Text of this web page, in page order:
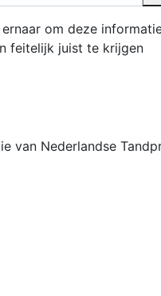
om deze
feitelijk juist te krijgen
van Nederlandse